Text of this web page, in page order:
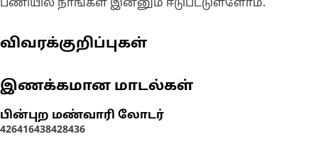
பணியில் நாங்கள் இன்னும் ஈடுபட்டுள்ளோம்.
விவரக்குறிப்புகள்
இணக்கமான மாடல்கள்
பின்புற மண்வாரி லோடர்
426416438428436